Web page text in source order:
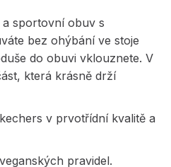
sportovní obuv s
bez ohýbání ve stoje
do obuvi vklouznete. V
která krásně drží
v prvotřídní kvalitě a
pravidel.